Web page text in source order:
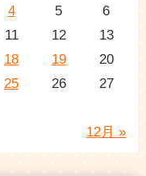
12月 »
4 5
6
11 12
13
18 19
20
25 26
27